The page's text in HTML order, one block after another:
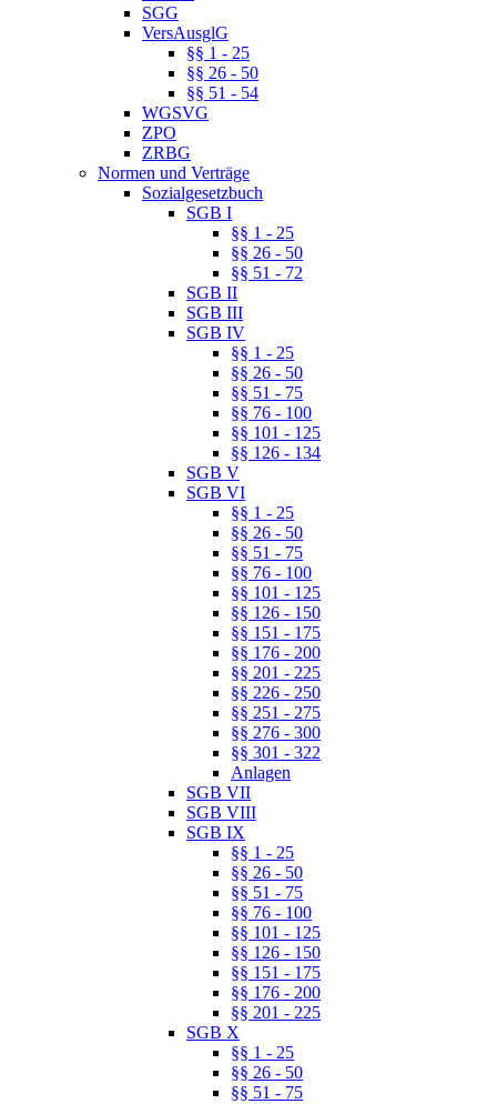
SGG
VersAusglG
§§ 1 - 25
§§ 26 - 50
§§ 51 - 54
WGSVG
ZPO
ZRBG
Normen und Verträge
Sozialgesetzbuch
SGB I
§§ 1 - 25
§§ 26 - 50
§§ 51 - 72
SGB II
SGB III
SGB IV
§§ 1 - 25
§§ 26 - 50
§§ 51 - 75
§§ 76 - 100
§§ 101 - 125
§§ 126 - 134
SGB V
SGB VI
§§ 1 - 25
§§ 26 - 50
§§ 51 - 75
§§ 76 - 100
§§ 101 - 125
§§ 126 - 150
§§ 151 - 175
§§ 176 - 200
§§ 201 - 225
§§ 226 - 250
§§ 251 - 275
§§ 276 - 300
§§ 301 - 322
Anlagen
SGB VII
SGB VIII
SGB IX
§§ 1 - 25
§§ 26 - 50
§§ 51 - 75
§§ 76 - 100
§§ 101 - 125
§§ 126 - 150
§§ 151 - 175
§§ 176 - 200
§§ 201 - 225
SGB X
§§ 1 - 25
§§ 26 - 50
§§ 51 - 75